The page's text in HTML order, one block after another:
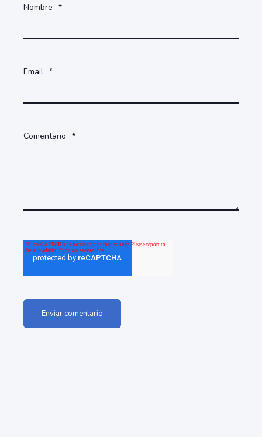
Nombre *
Email *
Comentario *